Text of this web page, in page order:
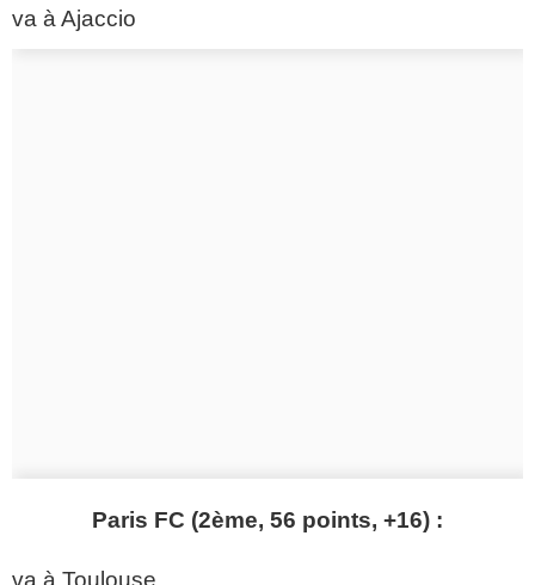
va à Ajaccio
Paris FC (2ème, 56 points, +16) :
va à Toulouse